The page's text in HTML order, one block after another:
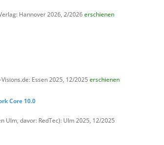
Hannover 2026, 2/2026erschienen
Essen 2025, 12/2025 erschienen
Core 10.0
Ulm, davor: RedTec): Ulm 2025, 12/2025